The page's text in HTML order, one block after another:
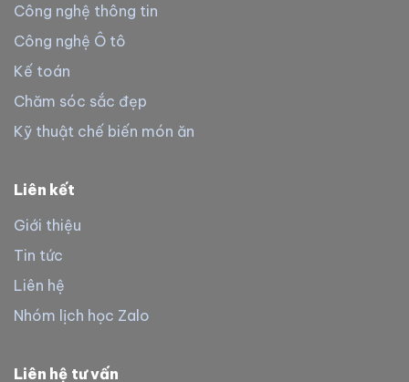
Công nghệ thông tin
Công nghệ Ô tô
Kế toán
Chăm sóc sắc đẹp
Kỹ thuật chế biến món ăn
Liên kết
Giới thiệu
Tin tức
Liên hệ
Nhóm lịch học Zalo
Liên hệ tư vấn